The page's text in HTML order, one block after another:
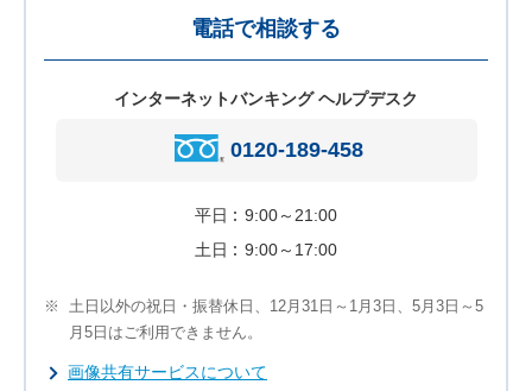
電話で相談する
インターネットバンキング ヘルプデスク
0120-189-458
平日
9:00～21:00
土日
9:00～17:00
※
土日以外の祝日・振替休日、12月31日～1月3日、5月3日～5
月5日はご利用できません。
画像共有サービスについて